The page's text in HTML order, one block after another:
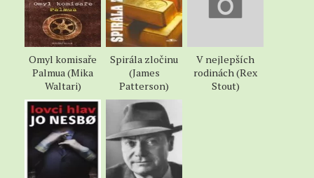
Mansion House a zamieril k pultu v kúte. Naklonil
som sa a pýtal si camelky.
Kathy Hornová mi hodila balíček, drobné mi pustila
do náprsného vrecka a usmiala sa na mňa úsmevom
vyhradeným pre zákazníkov.
„No? Netrvalo vám to dlho,“ nôtila a pozrela
úkosom na opilca, ktorý sa pokúšal zapáliť si cigaru
staromódnym zapaľovačom.
„Je to smutné. Dobre sa podržte.“
Omyl komisaře
Palmua (Mika
Waltari)
Spirála zločinu
(James
Patterson)
V nejlepších
rodinách (Rex
Stout)